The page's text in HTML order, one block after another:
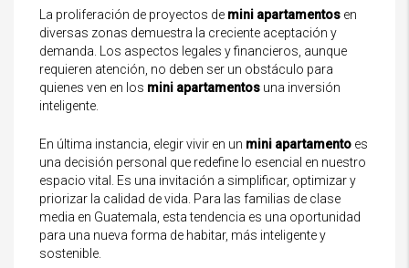
La proliferación de proyectos de mini apartamentos en
diversas zonas demuestra la creciente aceptación y
demanda. Los aspectos legales y financieros, aunque
requieren atención, no deben ser un obstáculo para
quienes ven en los mini apartamentos una inversión
inteligente.
En última instancia, elegir vivir en un mini apartamento es
una decisión personal que redefine lo esencial en nuestro
espacio vital. Es una invitación a simplificar, optimizar y
priorizar la calidad de vida. Para las familias de clase
media en Guatemala, esta tendencia es una oportunidad
para una nueva forma de habitar, más inteligente y
sostenible.